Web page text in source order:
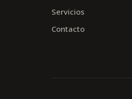
Servicios
Contacto